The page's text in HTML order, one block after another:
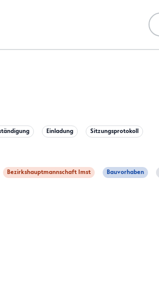
Einladung Sitzungsprotokoll
Bezirkshauptmannschaft Imst Bauvorhaben